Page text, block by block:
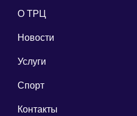
Контакты
Спорт
Услуги
Новости
О ТРЦ